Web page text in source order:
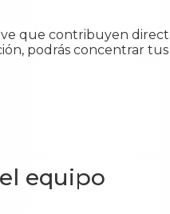
que contribuyen
podrás concentrar
equipo